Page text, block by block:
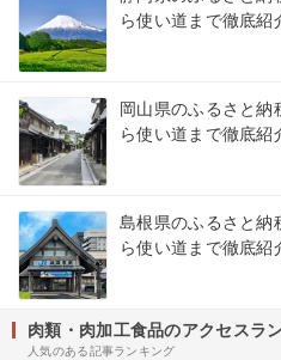
ら使い道まで徹底紹
岡山県のふるさと
ら使い道まで徹底紹
島根県のふるさと納
ら使い道まで徹底紹
肉類・肉加工食品のアクセスラ
人気のある記事ランキング